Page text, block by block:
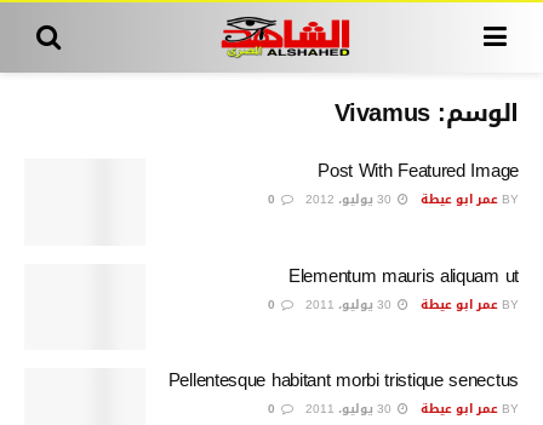
الوسم:Vivamus
Post With Featured Image
BY عمر ابو عيطة
Elementum mauris aliquam ut
BY عمر ابو عيطة
Pellentesque habitant morbi tristique senectus
BY عمر ابو عيطة